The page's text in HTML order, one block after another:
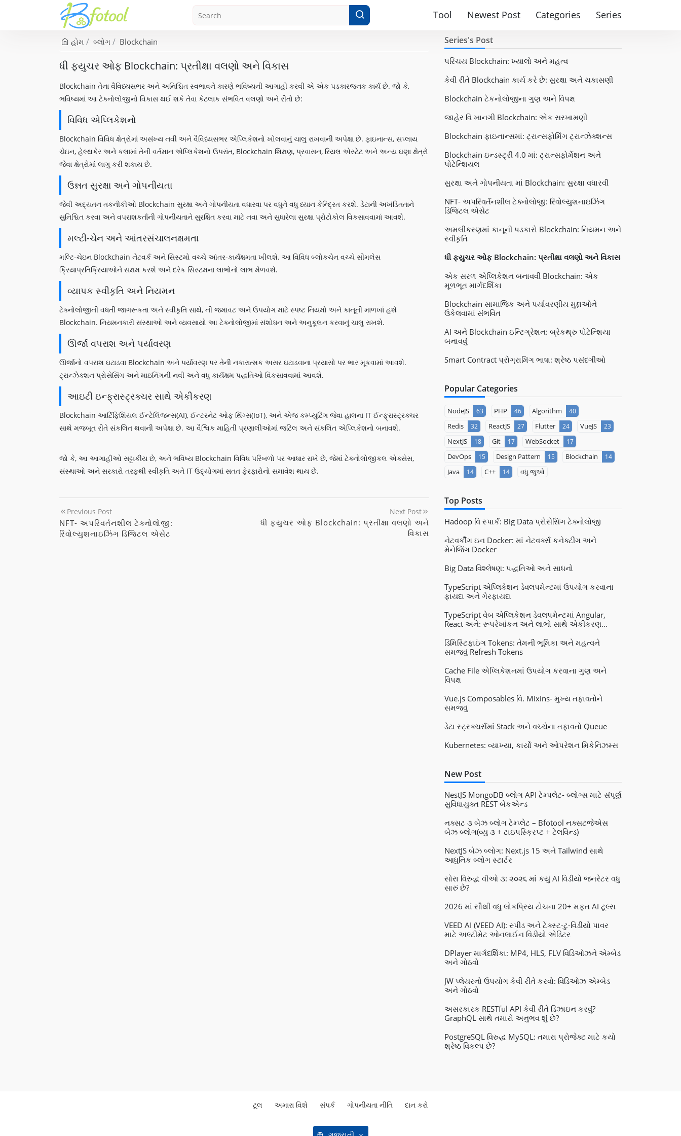
Tool Newest Post Categories Series
હોમ બ્લોગ Blockchain
ધી ફ્યુચર ઓફ Blockchain: પ્રતીક્ષા વલણો અને વિકાસ
Blockchain તેના વૈવિધ્યસભર અને અનિશ્ચિત સ્વભાવને કારણે ભવિષ્યની આગાહી કરવી એ એક પડકારજનક કાર્ય છે. જો કે,
ભવિષ્યમાં આ ટેક્નોલોજીનો વિકાસ થઈ શકે તેવા કેટલાક સંભવિત વલણો અને રીતો છે:
વિવિધ એપ્લિકેશનો
Blockchain વિવિધ ક્ષેત્રોમાં અસંખ્ય નવી અને વૈવિધ્યસભર એપ્લિકેશનો ખોલવાનું ચાલુ રાખવાની અપેક્ષા છે. ફાઇનાન્સ, સપ્લાય
ચેઇન, હેલ્થકેર અને કલામાં તેની વર્તમાન એપ્લિકેશનો ઉપરાંત, Blockchain શિક્ષણ, પ્રવાસન, રિયલ એસ્ટેટ અને અન્ય ઘણા ક્ષેત્રો
જેવા ક્ષેત્રોમાં લાગુ કરી શકાય છે.
ઉન્નત સુરક્ષા અને ગોપનીયતા
જેવી અદ્યતન તકનીકીઓ Blockchain સુરક્ષા અને ગોપનીયતા વધારવા પર વધુને વધુ ધ્યાન કેન્દ્રિત કરશે. ડેટાની અખંડિતતાને
સુનિશ્ચિત કરવા અને વપરાશકર્તાની ગોપનીયતાને સુરક્ષિત કરવા માટે નવા અને સુધારેલા સુરક્ષા પ્રોટોકોલ વિકસાવવામાં આવશે.
મલ્ટી-ચેન અને આંતરસંચાલનક્ષમતા
મલ્ટિ-ચેઇન Blockchain નેટવર્ક અને સિસ્ટમો વચ્ચે આંતર-કાર્યક્ષમતા ખીલશે. આ વિવિધ બ્લોકચેન વચ્ચે સીમલેસ
ક્રિયાપ્રતિક્રિયાઓને સક્ષમ કરશે અને દરેક સિસ્ટમના લાભોનો લાભ મેળવશે.
વ્યાપક સ્વીકૃતિ અને નિયમન
ટેક્નોલોજીની વધતી જાગરૂકતા અને સ્વીકૃતિ સાથે, ની જમાવટ અને ઉપયોગ માટે સ્પષ્ટ નિયમો અને કાનૂની માળખાં હશે
Blockchain. નિયમનકારી સંસ્થાઓ અને વ્યવસાયો આ ટેક્નોલોજીમાં સંશોધન અને અનુકૂલન કરવાનું ચાલુ રાખશે.
ઊર્જા વપરાશ અને પર્યાવરણ
ઊર્જાનો વપરાશ ઘટાડવા Blockchain અને પર્યાવરણ પર તેની નકારાત્મક અસર ઘટાડવાના પ્રયાસો પર ભાર મૂકવામાં આવશે.
ટ્રાન્ઝેક્શન પ્રોસેસિંગ અને માઇનિંગની નવી અને વધુ કાર્યક્ષમ પદ્ધતિઓ વિકસાવવામાં આવશે.
આઇટી ઇન્ફ્રાસ્ટ્રક્ચર સાથે એકીકરણ
Blockchain આર્ટિફિશિયલ ઈન્ટેલિજન્સ(AI), ઈન્ટરનેટ ઓફ થિંગ્સ(IoT), અને એજ કમ્પ્યુટિંગ જેવા હાલના IT ઈન્ફ્રાસ્ટ્રક્ચર
સાથે મજબૂત રીતે સંકલિત થવાની અપેક્ષા છે. આ વૈશ્વિક માહિતી પ્રણાલીઓમાં જટિલ અને સંકલિત એપ્લિકેશનો બનાવશે.
જો કે, આ આગાહીઓ સટ્ટાકીય છે, અને ભવિષ્ય Blockchain વિવિધ પરિબળો પર આધાર રાખે છે, જેમાં ટેક્નોલોજીકલ એક્સેસ,
સંસ્થાઓ અને સરકારો તરફથી સ્વીકૃતિ અને IT ઉદ્યોગમાં સતત ફેરફારોનો સમાવેશ થાય છે.
Previous Post
NFT- અપરિવર્તનશીલ ટેક્નોલોજી:
રિવોલ્યુશનાઇઝિંગ ડિજિટલ એસેટ
Next Post
ધી ફ્યુચર ઓફ Blockchain: પ્રતીક્ષા વલણો અને
વિકાસ
Series's Post
પરિચય Blockchain: ખ્યાલો અને મહત્વ
કેવી રીતે Blockchain કાર્ય કરે છે: સુરક્ષા અને ચકાસણી
Blockchain ટેકનોલોજીના ગુણ અને વિપક્ષ
જાહેર વિ ખાનગી Blockchain: એક સરખામણી
Blockchain ફાઇનાન્સમાં: ટ્રાન્સફોર્મિંગ ટ્રાન્ઝેક્શન્સ
Blockchain ઇન્ડસ્ટ્રી 4.0 માં: ટ્રાન્સફોર્મેશન અને
પોટેન્શિયલ
સુરક્ષા અને ગોપનીયતા માં Blockchain: સુરક્ષા વધારવી
NFT- અપરિવર્તનશીલ ટેક્નોલોજી: રિવોલ્યુશનાઇઝિંગ
ડિજિટલ એસેટ
અમલીકરણમાં કાનૂની પડકારો Blockchain: નિયમન અને
સ્વીકૃતિ
ધી ફ્યુચર ઓફ Blockchain: પ્રતીક્ષા વલણો અને વિકાસ
એક સરળ એપ્લિકેશન બનાવવી Blockchain: એક
મૂળભૂત માર્ગદર્શિકા
Blockchain સામાજિક અને પર્યાવરણીય મુદ્દાઓને
ઉકેલવામાં સંભવિત
AI અને Blockchain ઇન્ટિગ્રેશન: બ્રેકથ્રુ પોટેન્શિયા
બનાવવું
Smart Contract પ્રોગ્રામિંગ ભાષા: શ્રેષ્ઠ પસંદગીઓ
Popular Categories
NodeJS 63 PHP 46 Algorithm 40
Redis 32 ReactJS 27 Flutter 24 VueJS 23
NextJS 18 Git 17 WebSocket 17
DevOps 15 Design Pattern 15 Blockchain 14
Java 14 C++ 14 વધુ જુઓ
Top Posts
Hadoop વિ સ્પાર્ક: Big Data પ્રોસેસિંગ ટેક્નોલોજી
નેટવર્કીંગ ઇન Docker: માં નેટવર્ક્સ કનેક્ટીંગ અને
મેનેજિંગ Docker
Big Data વિશ્લેષણ: પદ્ધતિઓ અને સાધનો
TypeScript એપ્લિકેશન ડેવલપમેન્ટમાં ઉપયોગ કરવાના
ફાયદા અને ગેરફાયદા
TypeScript વેબ એપ્લિકેશન ડેવલપમેન્ટમાં Angular,
React અને: રૂપરેખાંકન અને લાભો સાથે એકીકરણ
ડિમિસ્ટિફાઇંગ Tokens: તેમની ભૂમિકા અને મહત્વને
સમજવું Refresh Tokens
Cache File એપ્લિકેશનમાં ઉપયોગ કરવાના ગુણ અને
વિપક્ષ
Vue.js Composables વિ. Mixins- મુખ્ય તફાવતોને
સમજવું
ડેટા સ્ટ્રક્ચર્સમાં Stack અને વચ્ચેના તફાવતો Queue
Kubernetes: વ્યાખ્યા, કાર્યો અને ઓપરેશન મિકેનિઝમ્સ
New Post
NestJS MongoDB બ્લોગ API ટેમ્પલેટ- બ્લોગ્સ માટે સંપૂર્ણ
સુવિધાયુક્ત REST બેકએન્ડ
નક્સટ ૩ બેઝ બ્લોગ ટેમ્પ્લેટ – Bfotool નક્સટજેએસ
બેઝ બ્લોગ(વ્યુ ૩ + ટાઇપસ્ક્રિપ્ટ + ટેલવિન્ડ)
NextJS બેઝ બ્લોગ: Next.js 15 અને Tailwind સાથે
આધુનિક બ્લોગ સ્ટાર્ટર
સોરા વિરુદ્ધ વીઓ ૩: ૨૦૨૬ માં કયું AI વિડીયો જનરેટર વધુ
સારું છે?
2026 માં સૌથી વધુ લોકપ્રિય ટોચના 20+ મફત AI ટૂલ્સ
VEED AI (VEED AI): સ્પીડ અને ટેક્સ્ટ-ટુ-વિડીયો પાવર
માટે અલ્ટીમેટ ઓનલાઈન વિડીયો એડિટર
DPlayer માર્ગદર્શિકા: MP4, HLS, FLV વિડિઓઝને એમ્બેડ
અને ગોઠવો
JW પ્લેયરનો ઉપયોગ કેવી રીતે કરવો: વિડિઓઝ એમ્બેડ
અને ગોઠવો
અસરકારક RESTful API કેવી રીતે ડિઝાઇન કરવું?
GraphQL સાથે તમારો અનુભવ શું છે?
PostgreSQL વિરુદ્ધ MySQL: તમારા પ્રોજેક્ટ માટે કયો
શ્રેષ્ઠ વિકલ્પ છે?
ટૂલ અમારા વિશે સંપર્ક ગોપનીયતા નીતિ દાન કરો